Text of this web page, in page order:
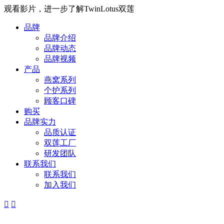
观看影片，进一步了解TwinLotus双莲
品牌
品牌介绍
品牌动态
品牌视频
产品
燕窝系列
个护系列
顾客口碑
购买
品牌实力
品质认证
双莲工厂
研发团队
联系我们
联系我们
加入我们
 